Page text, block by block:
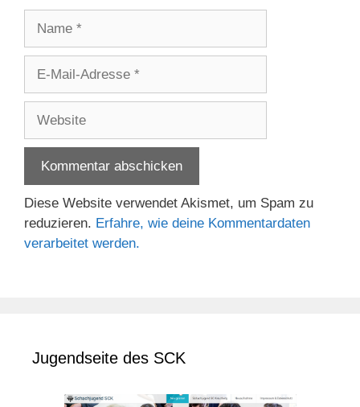
Adresse
Diese Website verwendet Akismet, um Spam zu
reduzieren. Erfahre, wie deine Kommentardaten
verarbeitet werden.
Jugendseite des SCK